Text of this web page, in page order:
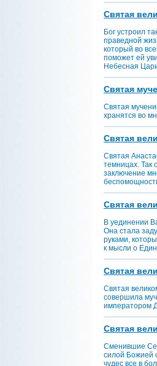
Святая
Бог устроил
праведной
который во
поможет ей
Небесная
Святая
Святая
хранятся во
Святая
Святая
темницах. Так
заключение
Святая
В уединении
Она стала
руками,
к мысли о
Святая
Святая
совершила
императором
Святая
Сменившие
силой Божией
чудес все в